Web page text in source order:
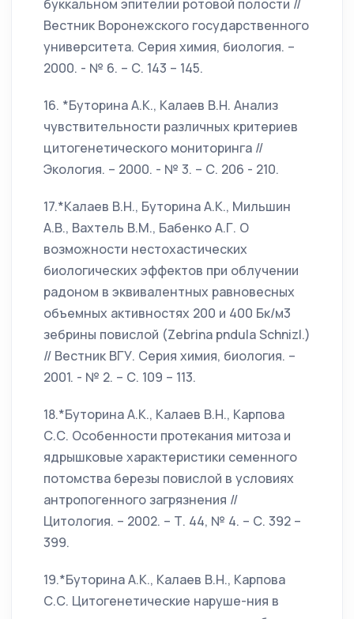
буккальном эпителии ротовой полости //
Вестник Воронежского государственного
университета. Серия химия, биология. –
2000. - № 6. – С. 143 – 145.
16. *Буторина А.К., Калаев В.Н. Анализ
чувствительности различных критериев
цитогенетического мониторинга //
Экология. – 2000. - № 3. – С. 206 - 210.
17.*Калаев В.Н., Буторина А.К., Мильшин
А.В., Вахтель В.М., Бабенко А.Г. О
возможности нестохастических
биологических эффектов при облучении
радоном в эквивалентных равновесных
объемных активностях 200 и 400 Бк/м3
зебрины повислой (Zebrina pndula Schnizl.)
// Вестник ВГУ. Серия химия, биология. –
2001. - № 2. – С. 109 – 113.
18.*Буторина А.К., Калаев В.Н., Карпова
С.С. Особенности протекания митоза и
ядрышковые характеристики семенного
потомства березы повислой в условиях
антропогенного загрязнения //
Цитология. – 2002. – Т. 44, № 4. – С. 392 –
399.
19.*Буторина А.К., Калаев В.Н., Карпова
С.С. Цитогенетические наруше-ния в